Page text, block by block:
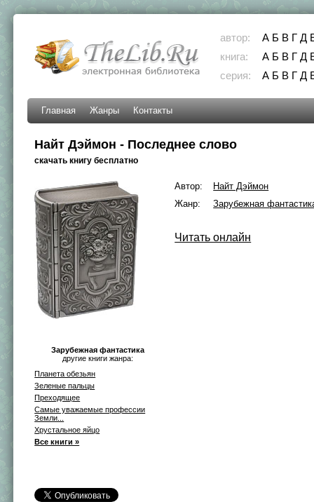
автор: А Б В Г Д
книга:
А Б В Г Д
серия:
А Б В Г Д
Главная Жанры Контакты
Найт Дэймон - Последнее слово
скачать книгу бесплатно
Зарубежная фантастика
другие книги жанра:
Планета обезьян
Зеленые пальцы
Преходящее
Самые уважаемые профессии
Земли...
Хрустальное яйцо
Все книги »
Автор:
Найт Дэймон
Жанр:
Зарубежная
Читать онлайн